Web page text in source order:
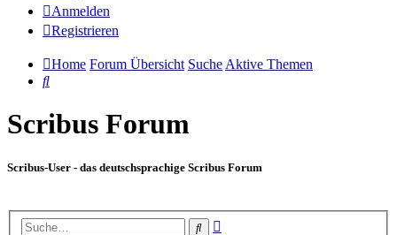
Anmelden
Registrieren
Home Forum Übersicht Suche Aktive Themen
Suche
Scribus Forum
Scribus-User - das deutschsprachige Scribus Forum
Suche